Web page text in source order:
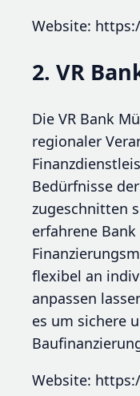
Website:
2. VR
Die VR Bank
regionaler
Bedürfnisse
zugeschnitten
erfahrene
flexibel an
anpassen
es um sichere
Website: